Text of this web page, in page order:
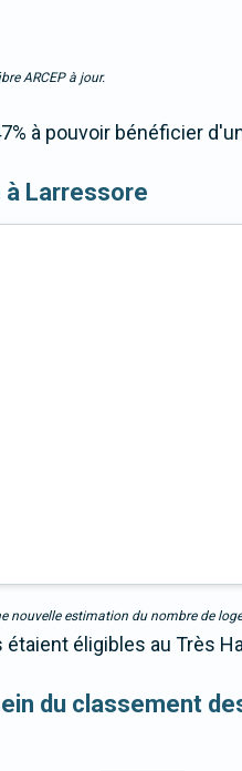
ARCEP à jour.
à pouvoir bénéficier
à Larressore
nouvelle estimation du nombre de
étaient éligibles au Très
du classement